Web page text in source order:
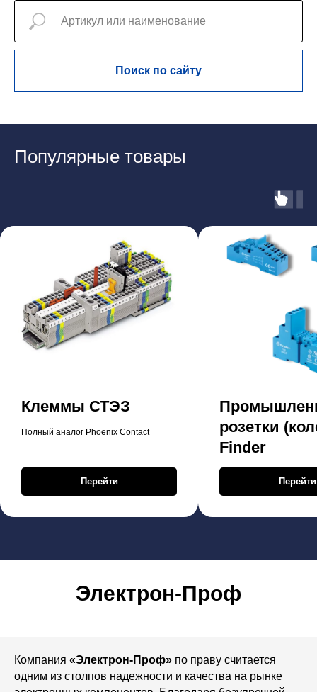
Поиск по сайту
Популярные товары
Клеммы СТЭЗ
Полный аналог Phoenix Contact
Перейти
розетки
Finder
Перейти
Электрон-Проф
Компания «Электрон-Проф» по праву считается
одним из столпов надежности и качества на рынке